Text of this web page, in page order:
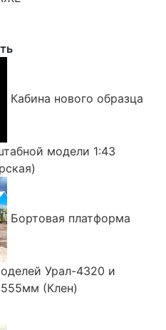
Кабина нового образца
модели 1:43
Бортовая платформа
Урал-4320 и
(Клен)